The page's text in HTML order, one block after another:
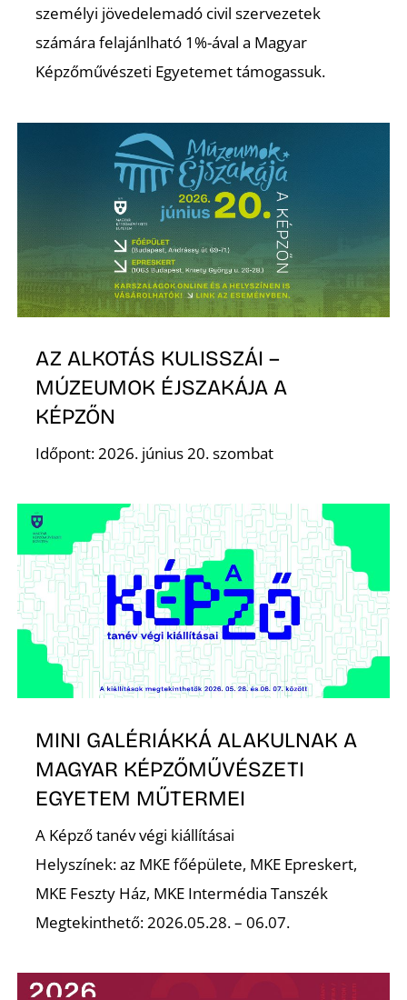
személyi jövedelemadó civil szervezetek
számára felajánlható 1%-ával a Magyar
Képzőművészeti Egyetemet támogassuk.
AZ ALKOTÁS KULISSZÁI –
MÚZEUMOK ÉJSZAKÁJA A
KÉPZŐN
Időpont: 2026. június 20. szombat
MINI GALÉRIÁKKÁ ALAKULNAK A
MAGYAR KÉPZŐMŰVÉSZETI
EGYETEM MŰTERMEI
A Képző tanév végi kiállításai
Helyszínek: az MKE főépülete, MKE Epreskert,
MKE Feszty Ház, MKE Intermédia Tanszék
Megtekinthető: 2026.05.28. – 06.07.